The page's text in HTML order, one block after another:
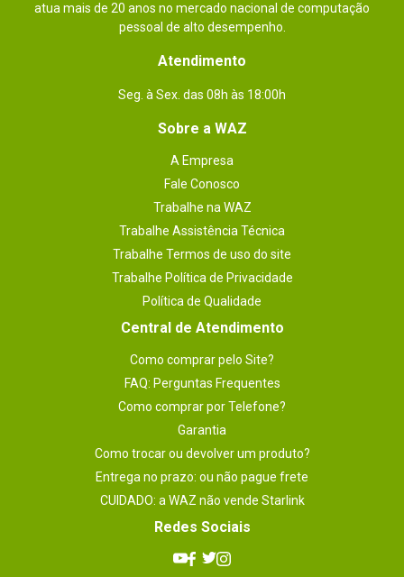
atua mais de 20 anos no mercado nacional de computação
pessoal de alto desempenho.
Atendimento
Seg. à Sex. das 08h às 18:00h
Sobre a WAZ
A Empresa
Fale Conosco
Trabalhe na WAZ
Trabalhe Assistência Técnica
Trabalhe Termos de uso do site
Trabalhe Política de Privacidade
Política de Qualidade
Central de Atendimento
Como comprar pelo Site?
FAQ: Perguntas Frequentes
Como comprar por Telefone?
Garantia
Como trocar ou devolver um produto?
Entrega no prazo: ou não pague frete
CUIDADO: a WAZ não vende Starlink
Redes Sociais